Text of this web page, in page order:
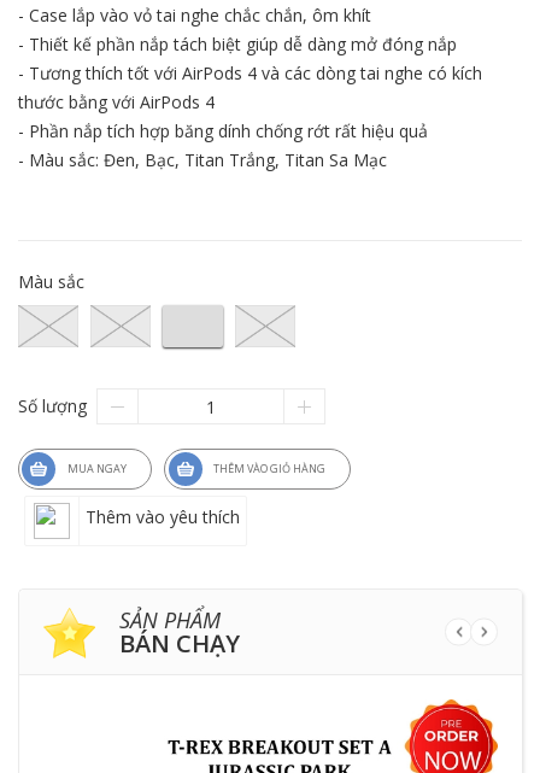
- Case lắp vào vỏ tai nghe chắc chắn, ôm khít
- Thiết kế phần nắp tách biệt giúp dễ dàng mở đóng nắp
- Tương thích tốt với AirPods 4 và các dòng tai nghe có kích
thước bằng với AirPods 4
- Phần nắp tích hợp băng dính chống rớt rất hiệu quả
- Màu sắc: Đen, Bạc, Titan Trắng, Titan Sa Mạc
Màu sắc
Số lượng
MUA NGAY THÊM VÀO GIỎ HÀNG
Thêm vào yêu thích
SẢN PHẨM
BÁN CHẠY